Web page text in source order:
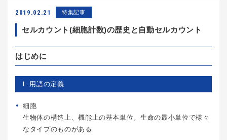
2019.02.21 特集記事
セルカウント(細胞計数)の歴史と自動セルカウント
はじめに
Ⅰ.用語の定義
細胞
生物体の構造上、機能上の基本単位。生命の最小単位で様々
なタイプのものがある